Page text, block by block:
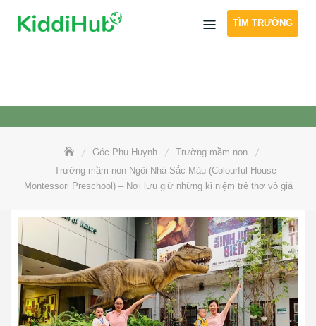
TÌM TRƯỜNG
Góc Phụ Huynh
Trường mầm non
Trường mầm non Ngôi Nhà Sắc Màu (Colourful House
Montessori Preschool) – Nơi lưu giữ những kỉ niệm trẻ thơ vô giá